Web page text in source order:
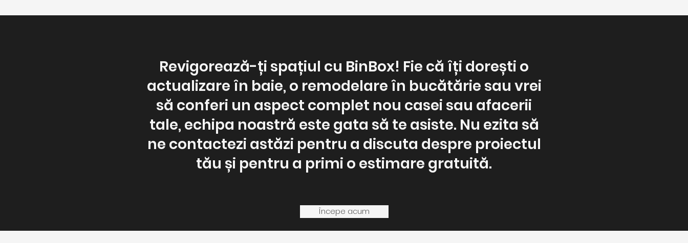
Revigorează-ți spațiul cu BinBox! Fie că îți dorești o
actualizare în baie, o remodelare în bucătărie sau vrei
să conferi un aspect complet nou casei sau afacerii
tale, echipa noastră este gata să te asiste. Nu ezita să
ne contactezi astăzi pentru a discuta despre proiectul
tău și pentru a primi o estimare gratuită.
Începe acum